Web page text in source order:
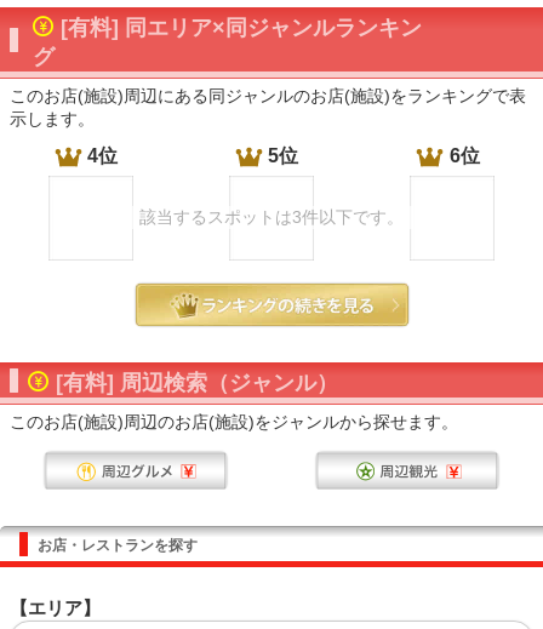
[有料] 同エリア×同ジャンルランキン
グ
このお店(施設)周辺にある同ジャンルのお店(施設)をランキングで表
示します。
4位 5位 6位
該当するスポットは3件以下です。
[有料] 周辺検索（ジャンル）
このお店(施設)周辺のお店(施設)をジャンルから探せます。
お店・レストランを探す
【エリア】